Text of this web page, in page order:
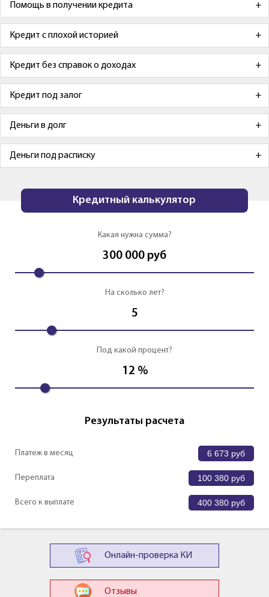
Помощь в получении кредита
Кредит с плохой историей
Кредит без справок о доходах
Кредит под залог
Деньги в долг
Деньги под расписку
Кредитный калькулятор
Какая нужна сумма?
300 000 руб
На сколько лет?
5
Под какой процент?
12 %
Результаты расчета
Платеж в месяц 6 673 руб
Переплата 100 380 руб
Всего к выплате 400 380 руб
Онлайн-проверка КИ
Отзывы